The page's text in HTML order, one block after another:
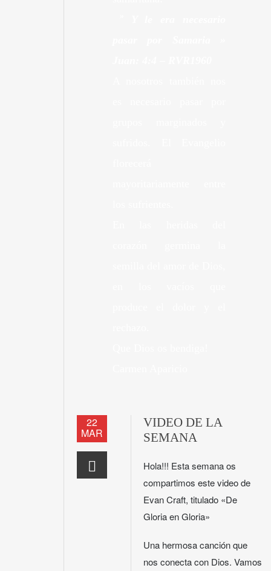
22
MAR
VIDEO DE LA
SEMANA
Hola!!! Esta semana os
compartimos este video de
Evan Craft, titulado «De
Gloria en Gloria»
Una hermosa canción que
nos conecta con Dios. Vamos